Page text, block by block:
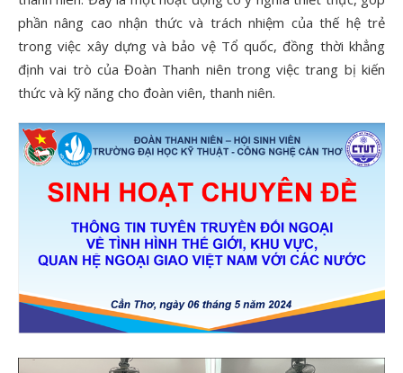
phần nâng cao nhận thức và trách nhiệm của thế hệ trẻ
trong việc xây dựng và bảo vệ Tổ quốc, đồng thời khẳng
định vai trò của Đoàn Thanh niên trong việc trang bị kiến
thức và kỹ năng cho đoàn viên, thanh niên.